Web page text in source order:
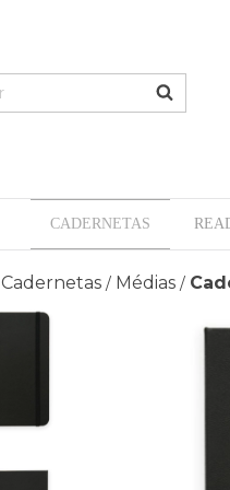
CADERNETAS
Cadernetas / Médias /